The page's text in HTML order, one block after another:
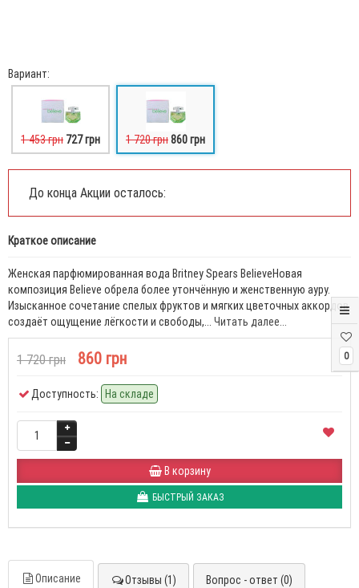
0
Вариант:
1 453 грн 727 грн 1 720 грн860 грн
До конца Акции осталось:
Краткое описание
Женская парфюмированная вода Britney Spears BelieveНовая
композиция Believe обрела более утончённую и женственную ауру.
Изысканное сочетание спелых фруктов и мягких цветочных аккордов
создаёт ощущение лёгкости и свободы,... Читать далее...
1 720 грн 860 грн
Доступность: На складе
В корзину
БЫСТРЫЙ ЗАКАЗ
Описание Отзывы (1) Вопрос - ответ (0)